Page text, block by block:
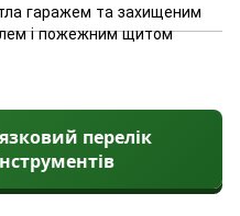
перелік